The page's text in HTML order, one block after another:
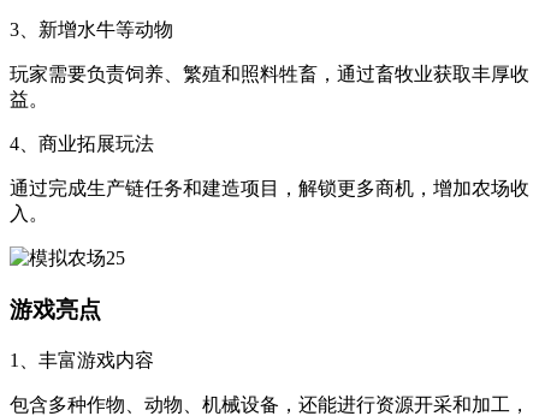
3、新增水牛等动物
玩家需要负责饲养、繁殖和照料牲畜，通过畜牧业获取丰厚收
益。
4、商业拓展玩法
通过完成生产链任务和建造项目，解锁更多商机，增加农场收
入。
游戏亮点
1、丰富游戏内容
包含多种作物、动物、机械设备，还能进行资源开采和加工，